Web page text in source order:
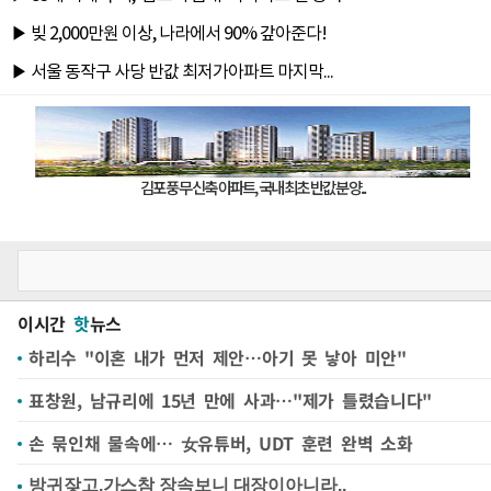
이시간 핫뉴스
하리수 "이혼 내가 먼저 제안…아기 못 낳아 미안"
표창원, 남규리에 15년 만에 사과…"제가 틀렸습니다"
손 묶인채 물속에… 女유튜버, UDT 훈련 완벽 소화